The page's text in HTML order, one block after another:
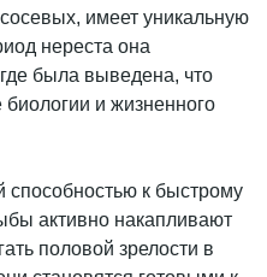
имеет уникальную
нереста она
была выведена, что
и жизненного
способностью к быстрому
активно накапливают
половой зрелости в